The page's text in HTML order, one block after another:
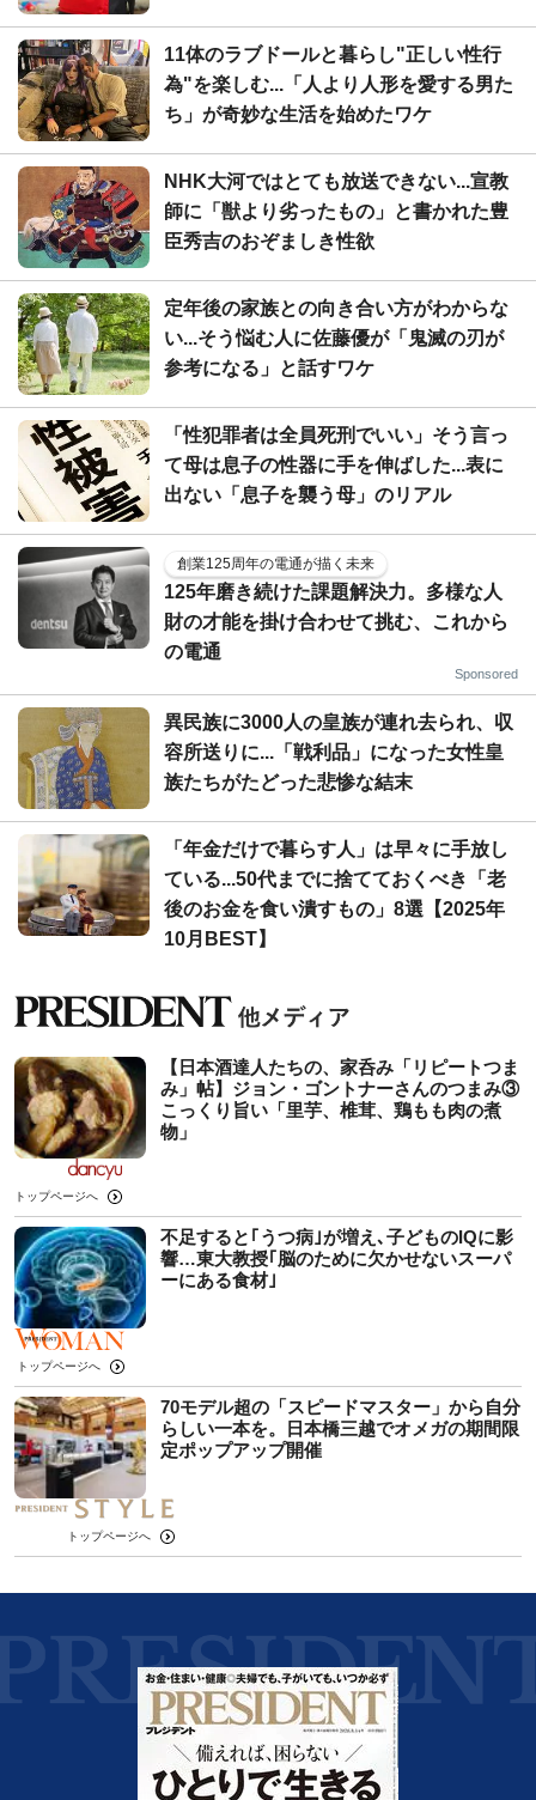
11体のラブドールと暮らし"正しい性行
為"を楽しむ...「人より人形を愛する男た
ち」が奇妙な生活を始めたワケ
NHK大河ではとても放送できない...宣教
師に「獣より劣ったもの」と書かれた豊
臣秀吉のおぞましき性欲
定年後の家族との向き合い方がわからな
い...そう悩む人に佐藤優が「鬼滅の刃が
参考になる」と話すワケ
「性犯罪者は全員死刑でいい」そう言っ
て母は息子の性器に手を伸ばした...表に
出ない「息子を襲う母」のリアル
創業125周年の電通が描く未来
125年磨き続けた課題解決力。多様な人
財の才能を掛け合わせて挑む、これから
の電通
Sponsored
異民族に3000人の皇族が連れ去られ、収
容所送りに...「戦利品」になった女性皇
族たちがたどった悲惨な結末
「年金だけで暮らす人」は早々に手放し
ている...50代までに捨てておくべき「老
後のお金を食い潰すもの」8選【2025年
10月BEST】
【日本酒達人たちの、家呑み「リピートつま
み」帖】ジョン・ゴントナーさんのつまみ③
こっくり旨い「里芋、椎茸、鶏もも肉の煮
物」
トップページへ
不足すると｢うつ病｣が増え､子どものIQに影
響…東大教授｢脳のために欠かせないスーパ
ーにある食材｣
トップページへ
70モデル超の「スピードマスター」から自分
らしい一本を。日本橋三越でオメガの期間限
定ポップアップ開催
トップページへ